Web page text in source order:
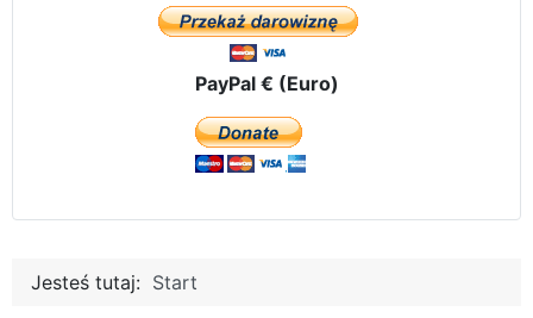
PayPal € (Euro)
Jesteś tutaj: Start